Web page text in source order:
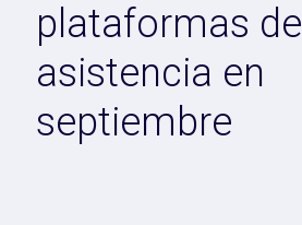
plataformas de
asistencia en
septiembre